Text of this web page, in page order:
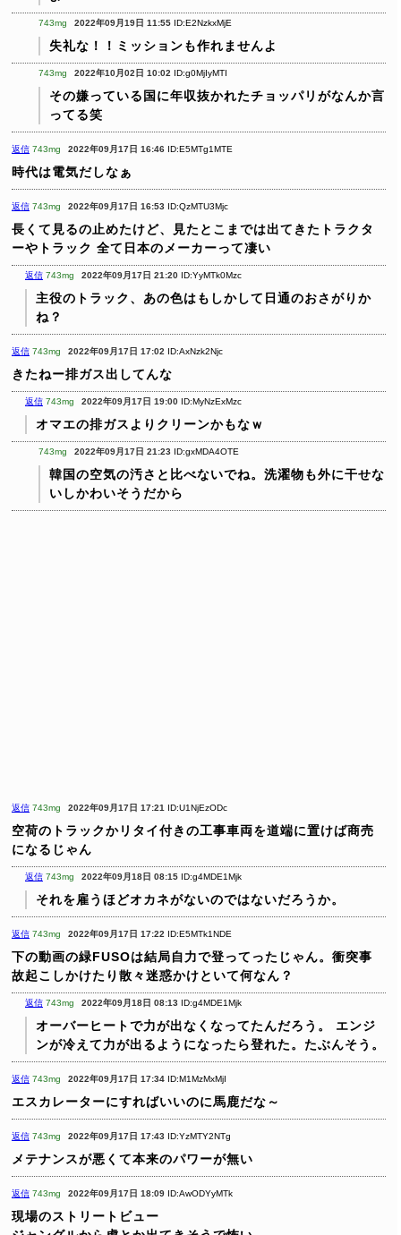
743mg 2022年09月19日 11:55 ID:E2NzkxMjE
失礼な！！ミッションも作れませんよ
743mg 2022年10月02日 10:02 ID:g0MjIyMTI
その嫌っている国に年収抜かれたチョッパリがなんか言
ってる笑
返信 743mg 2022年09月17日 16:46 ID:E5MTg1MTE
時代は電気だしなぁ
返信 743mg 2022年09月17日 16:53 ID:QzMTU3Mjc
長くて見るの止めたけど、見たとこまでは出てきたトラクタ
ーやトラック 全て日本のメーカーって凄い
返信 743mg 2022年09月17日 21:20 ID:YyMTk0Mzc
主役のトラック、あの色はもしかして日通のおさがりか
ね？
返信 743mg 2022年09月17日 17:02 ID:AxNzk2Njc
きたねー排ガス出してんな
返信 743mg 2022年09月17日 19:00 ID:MyNzExMzc
オマエの排ガスよりクリーンかもなｗ
743mg 2022年09月17日 21:23 ID:gxMDA4OTE
韓国の空気の汚さと比べないでね。洗濯物も外に干せな
いしかわいそうだから
返信 743mg 2022年09月17日 17:21 ID:U1NjEzODc
空荷のトラックかリタイ付きの工事車両を道端に置けば商売
になるじゃん
返信 743mg 2022年09月18日 08:15 ID:g4MDE1Mjk
それを雇うほどオカネがないのではないだろうか。
返信 743mg 2022年09月17日 17:22 ID:E5MTk1NDE
下の動画の緑FUSOは結局自力で登ってったじゃん。衝突事
故起こしかけたり散々迷惑かけといて何なん？
返信 743mg 2022年09月18日 08:13 ID:g4MDE1Mjk
オーバーヒートで力が出なくなってたんだろう。
エンジ
ンが冷えて力が出るようになったら登れた。たぶんそう。
返信 743mg 2022年09月17日 17:34 ID:M1MzMxMjI
エスカレーターにすればいいのに馬鹿だな～
返信 743mg 2022年09月17日 17:43 ID:YzMTY2NTg
メテナンスが悪くて本来のパワーが無い
返信 743mg 2022年09月17日 18:09 ID:AwODYyMTk
現場のストリートビュー